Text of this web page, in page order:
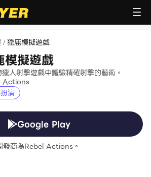
/ 獵鹿模擬遊戲
模擬遊戲
人射擊遊戲中體驗精確射擊的藝術。
Actions
演
Google Play
發商為Rebel Actions。